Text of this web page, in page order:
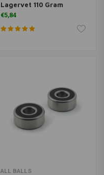
Lagervet 110 Gram
€5,84
ALL BALLS